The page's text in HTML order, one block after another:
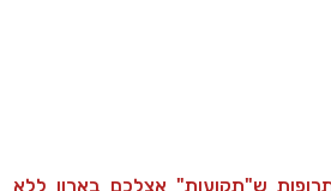
ש"תקועות" אצלכם בארון ללא